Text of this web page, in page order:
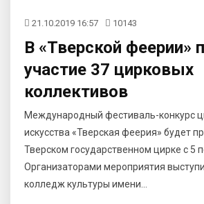
21.10.2019 16:57 10143
В «Тверской феерии»
участие 37 цирковых
коллективов
Международный фестиваль-конкурс
искусства «Тверская феерия» будет
Тверском государственном цирке с 5
Организаторами мероприятия
колледж культуры имени...